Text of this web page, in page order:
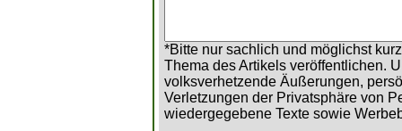
*Bitte nur sachlich und möglichst
Thema des Artikels veröffentlichen.
volksverhetzende Äußerungen,
Verletzungen der Privatsphäre von
wiedergegebene Texte sowie